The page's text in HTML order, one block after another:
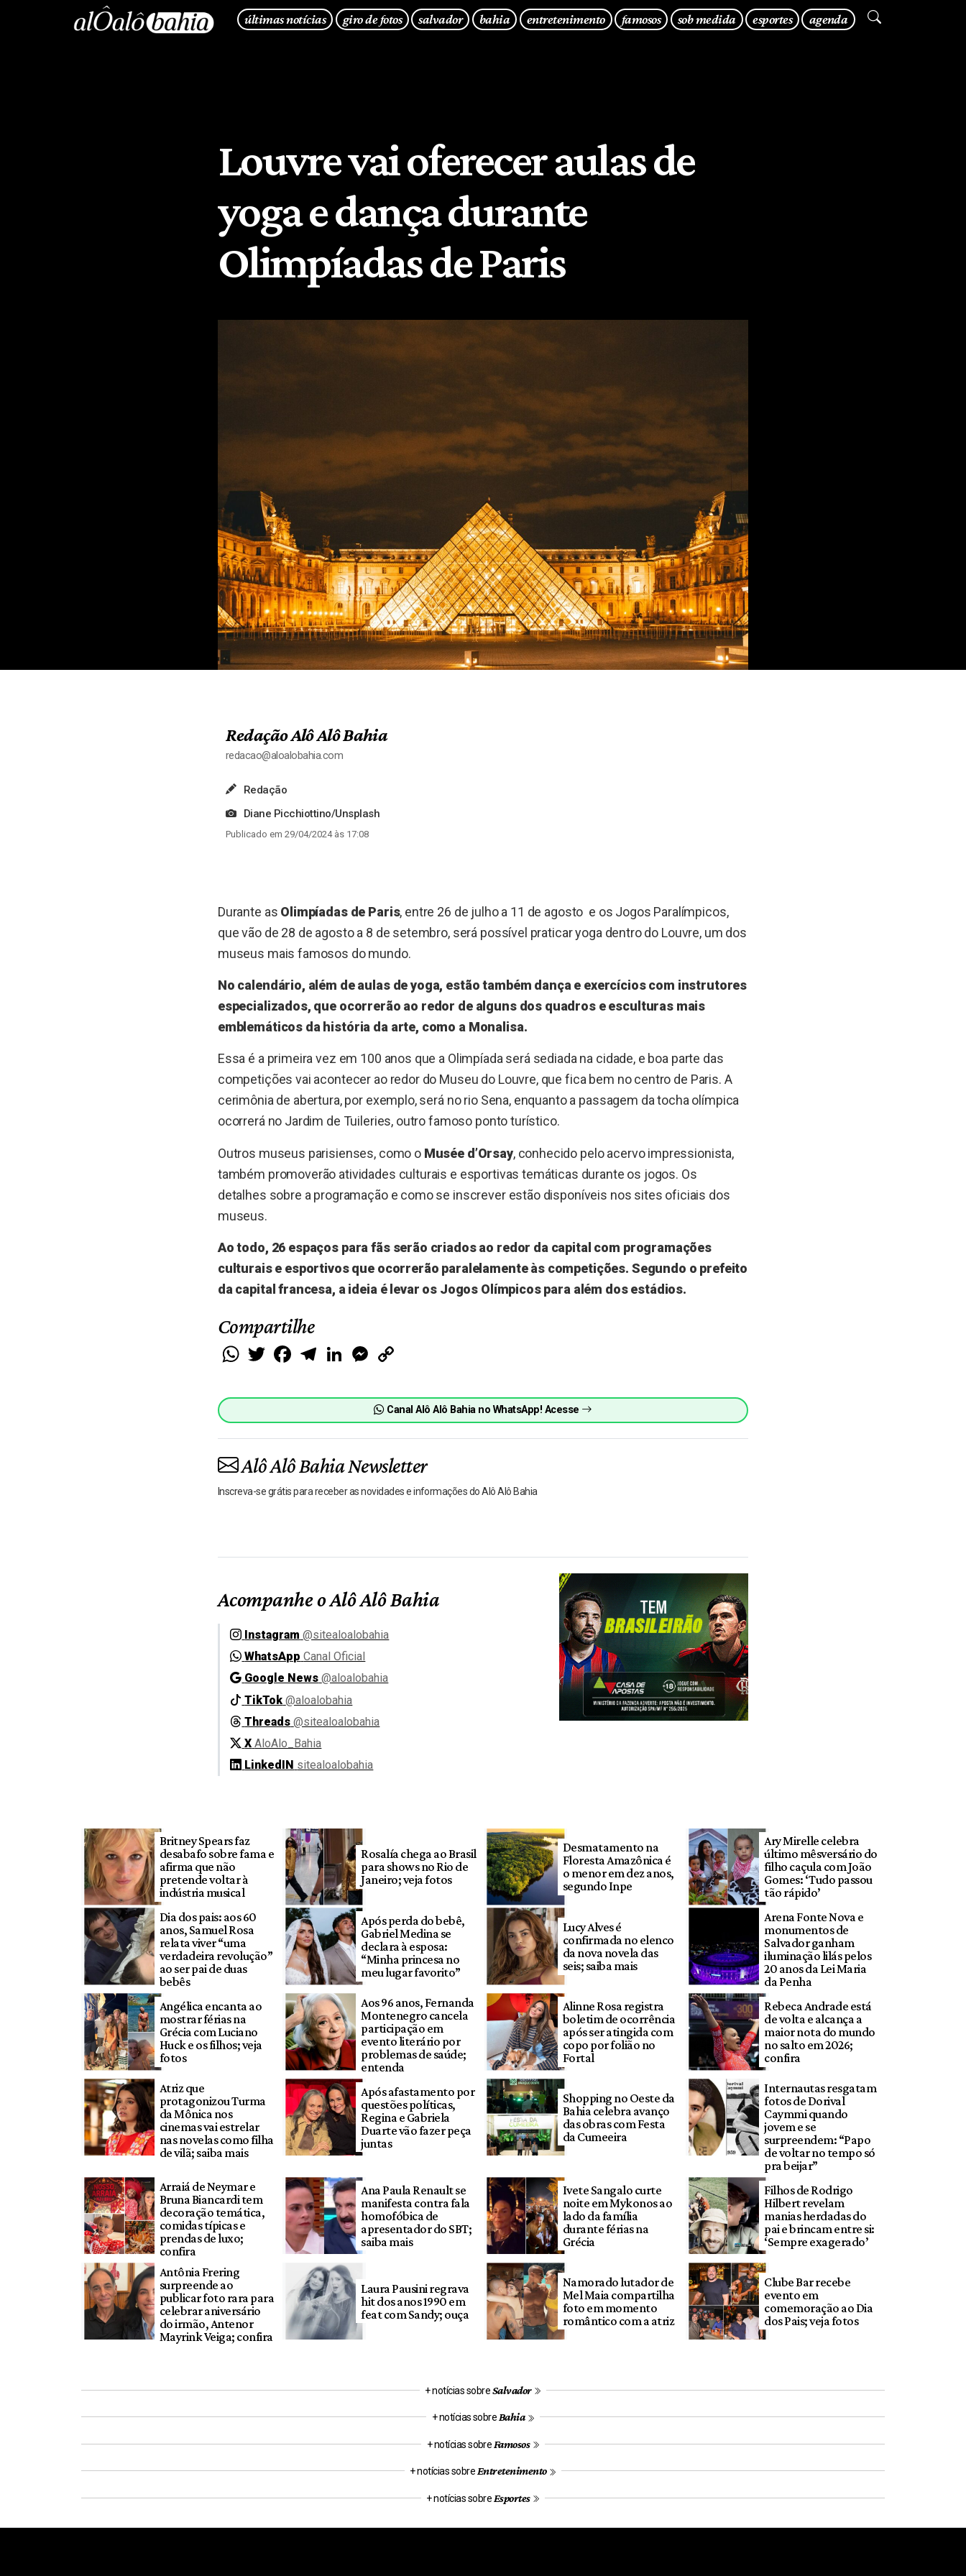
últimas notícias giro de fotos salvador bahia entretenimento famosos sob medida esportes agenda
Louvre vai oferecer aulas de
yoga e dança durante
Olimpíadas de Paris
Redação Alô Alô Bahia
redacao@aloalobahia.com
Redação
Diane Picchiottino/Unsplash
Publicado em 29/04/2024 às 17:08
Durante as Olimpíadas de Paris, entre 26 de julho a 11 de agosto e os Jogos Paralímpicos,
que vão de 28 de agosto a 8 de setembro, será possível praticar yoga dentro do Louvre, um dos
museus mais famosos do mundo.
No calendário, além de aulas de yoga, estão também dança e exercícios com instrutores
especializados, que ocorrerão ao redor de alguns dos quadros e esculturas mais
emblemáticos da história da arte, como a Monalisa.
Essa é a primeira vez em 100 anos que a Olimpíada será sediada na cidade, e boa parte das
competições vai acontecer ao redor do Museu do Louvre, que fica bem no centro de Paris. A
cerimônia de abertura, por exemplo, será no rio Sena, enquanto a passagem da tocha olímpica
ocorrerá no Jardim de Tuileries, outro famoso ponto turístico.
Outros museus parisienses, como o Musée d’Orsay, conhecido pelo acervo impressionista,
também promoverão atividades culturais e esportivas temáticas durante os jogos. Os
detalhes sobre a programação e como se inscrever estão disponíveis nos sites oficiais dos
museus.
Ao todo, 26 espaços para fãs serão criados ao redor da capital com programações
culturais e esportivos que ocorrerão paralelamente às competições. Segundo o prefeito
da capital francesa, a ideia é levar os Jogos Olímpicos para além dos estádios.
Compartilhe
WhatsApp
Twitter FacebookTelegramLinkedIn Messenger
Canal Alô Alô Bahia no WhatsApp! Acesse
Alô Alô Bahia Newsletter
Inscreva-se grátis para receber as novidades e informações do Alô Alô Bahia
Acompanhe o Alô Alô Bahia
Instagram @sitealoalobahia
WhatsApp Canal Oficial
Google News @aloalobahia
TikTok @aloalobahia
Threads @sitealoalobahia
X AloAlo_Bahia
LinkedIN sitealoalobahia
Britney Spears faz
desabafo sobre fama e
afirma que não
pretende voltar à
indústria musical
Rosalía chega ao Brasil
para shows no Rio de
Janeiro; veja fotos
Desmatamento na
Floresta Amazônica é
o menor em dez anos,
segundo Inpe
Ary Mirelle celebra
último mêsversário do
filho caçula com João
Gomes: ‘Tudo passou
tão rápido’
Dia dos pais: aos 60
anos, Samuel Rosa
relata viver “uma
verdadeira revolução”
ao ser pai de duas
bebês
Após perda do bebê,
Gabriel Medina se
declara à esposa:
“Minha princesa no
meu lugar favorito”
Lucy Alves é
confirmada no elenco
da nova novela das
seis; saiba mais
Arena Fonte Nova e
monumentos de
Salvador ganham
iluminação lilás pelos
20 anos da Lei Maria
da Penha
Angélica encanta ao
mostrar férias na
Grécia com Luciano
Huck e os filhos; veja
fotos
Aos 96 anos, Fernanda
Montenegro cancela
participação em
evento literário por
problemas de saúde;
entenda
Alinne Rosa registra
boletim de ocorrência
após ser atingida com
copo por folião no
Fortal
Rebeca Andrade está
de volta e alcança a
maior nota do mundo
no salto em 2026;
confira
Atriz que
protagonizou Turma
da Mônica nos
cinemas vai estrelar
nas novelas como filha
de vilã; saiba mais
Após afastamento por
questões políticas,
Regina e Gabriela
Duarte vão fazer peça
juntas
Shopping no Oeste da
Bahia celebra avanço
das obras com Festa
da Cumeeira
Internautas resgatam
fotos de Dorival
Caymmi quando
jovem e se
surpreendem: “Papo
de voltar no tempo só
pra beijar”
Arraiá de Neymar e
Bruna Biancardi tem
decoração temática,
comidas típicas e
prendas de luxo;
confira
Ana Paula Renault se
manifesta contra fala
homofóbica de
apresentador do SBT;
saiba mais
Ivete Sangalo curte
noite em Mykonos ao
lado da família
durante férias na
Grécia
Filhos de Rodrigo
Hilbert revelam
manias herdadas do
pai e brincam entre si:
‘Sempre exagerado’
Antônia Frering
surpreende ao
publicar foto rara para
celebrar aniversário
do irmão, Antenor
Mayrink Veiga; confira
Laura Pausini regrava
hit dos anos 1990 em
feat com Sandy; ouça
Namorado lutador de
Mel Maia compartilha
foto em momento
romântico com a atriz
Clube Bar recebe
evento em
comemoração ao Dia
dos Pais; veja fotos
+ notícias sobreSalvador
+ notícias sobreBahia
+ notícias sobre Famosos
+ notícias sobreEntretenimento
+ notícias sobre Esportes